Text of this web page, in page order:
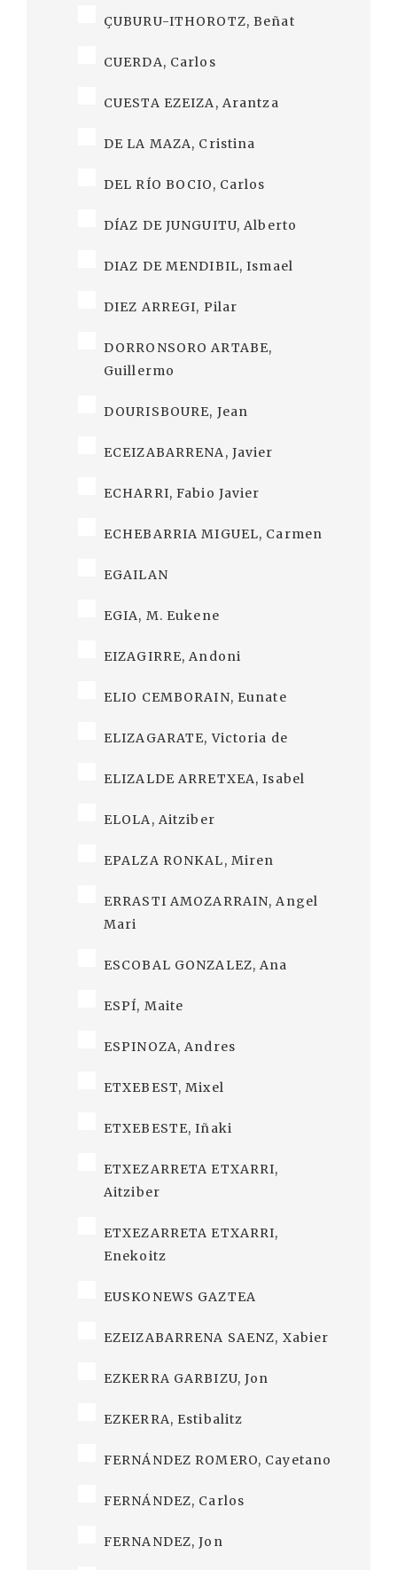
ÇUBURU-ITHOROTZ, Beñat
CUERDA, Carlos
CUESTA EZEIZA, Arantza
DE LA MAZA, Cristina
DEL RÍO BOCIO, Carlos
DÍAZ DE JUNGUITU, Alberto
DIAZ DE MENDIBIL, Ismael
DIEZ ARREGI, Pilar
DORRONSORO ARTABE,
Guillermo
DOURISBOURE, Jean
ECEIZABARRENA, Javier
ECHARRI, Fabio Javier
ECHEBARRIA MIGUEL, Carmen
EGAILAN
EGIA, M. Eukene
EIZAGIRRE, Andoni
ELIO CEMBORAIN, Eunate
ELIZAGARATE, Victoria de
ELIZALDE ARRETXEA, Isabel
ELOLA, Aitziber
EPALZA RONKAL, Miren
ERRASTI AMOZARRAIN, Angel
Mari
ESCOBAL GONZALEZ, Ana
ESPÍ, Maite
ESPINOZA, Andres
ETXEBEST, Mixel
ETXEBESTE, Iñaki
ETXEZARRETA ETXARRI,
Aitziber
ETXEZARRETA ETXARRI,
Enekoitz
EUSKONEWS GAZTEA
EZEIZABARRENA SAENZ, Xabier
EZKERRA GARBIZU, Jon
EZKERRA, Estibalitz
FERNÁNDEZ ROMERO, Cayetano
FERNÁNDEZ, Carlos
FERNANDEZ, Jon